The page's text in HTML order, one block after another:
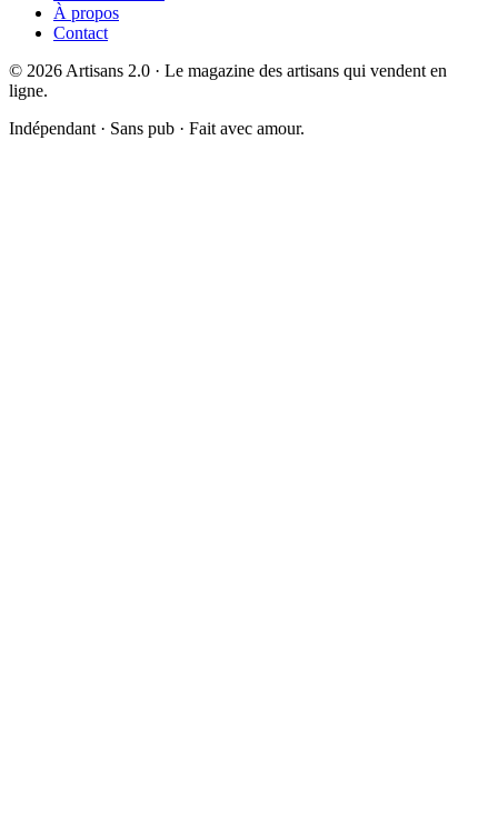
À propos
Contact
© 2026 Artisans 2.0 · Le magazine des artisans qui vendent en
ligne.
Indépendant · Sans pub · Fait avec amour.